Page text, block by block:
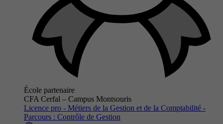
École partenaire
CFA Cerfal – Campus Montsouris
Licence pro - Métiers de la Gestion et de la Comptabilité -
Parcours : Contrôle de Gestion